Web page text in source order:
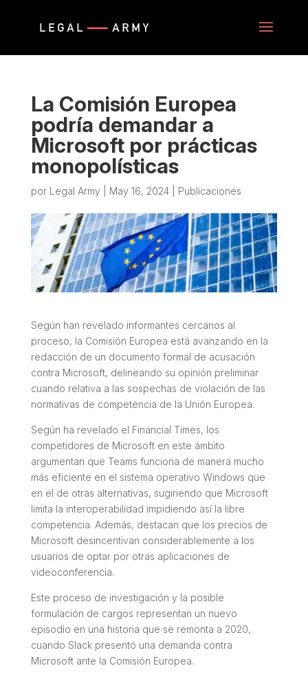
La Comisión Europea
podría demandar a
Microsoft por prácticas
monopolísticas
por Legal Army May 16, 2024| Publicaciones
Según han revelado informantes cercanos al
proceso, la Comisión Europea está avanzando en la
redacción de un documento formal de acusación
contra Microsoft, delineando su opinión preliminar
cuando relativa a las sospechas de violación de las
normativas de competencia de la Unión Europea.
Según ha revelado el Financial Times, los
competidores de Microsoft en este ámbito
argumentan que Teams funciona de manera mucho
más eficiente en el sistema operativo Windows que
en el de otras alternativas, sugiriendo que Microsoft
limita la interoperabilidad impidiendo así la libre
competencia. Además, destacan que los precios de
Microsoft desincentivan considerablemente a los
usuarios de optar por otras aplicaciones de
videoconferencia.
Este proceso de investigación y la posible
formulación de cargos representan un nuevo
episodio en una historia que se remonta a 2020,
cuando Slack presentó una demanda contra
Microsoft ante la Comisión Europea.